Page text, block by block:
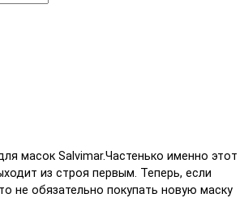
масок Salvimar.Частенько именно этот
из строя первым. Теперь, если
не обязательно покупать новую маску